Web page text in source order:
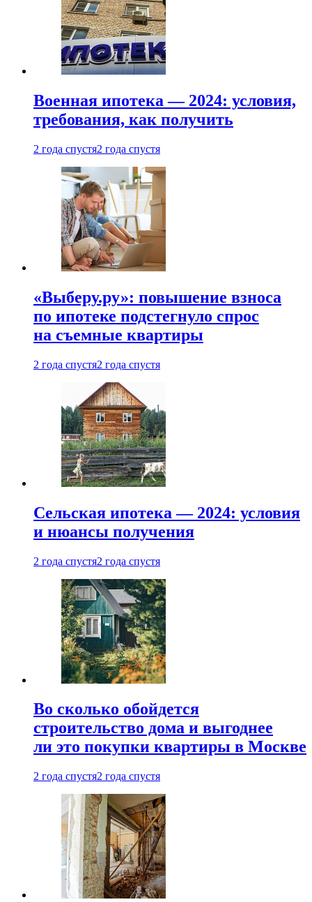
Военная ипотека — 2024: условия,
требования, как получить
2 года спустя2 года спустя
«Выберу.ру»: повышение взноса
по ипотеке подстегнуло спрос
на съемные квартиры
2 года спустя2 года спустя
Сельская ипотека — 2024: условия
и нюансы получения
2 года спустя2 года спустя
Во сколько обойдется
строительство дома и выгоднее
ли это покупки квартиры в Москве
2 года спустя2 года спустя